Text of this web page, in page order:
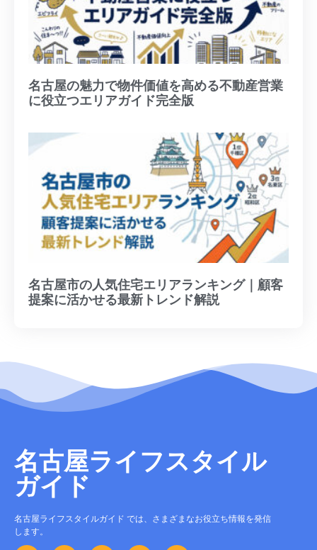
名古屋の魅力で物件価値を高める不動産営業
に役立つエリアガイド完全版
名古屋市の人気住宅エリアランキング｜顧客
提案に活かせる最新トレンド解説
名古屋ライフスタイル
ガイド
名古屋ライフスタイルガイド では、さまざまなお役立ち情報を発信
します。